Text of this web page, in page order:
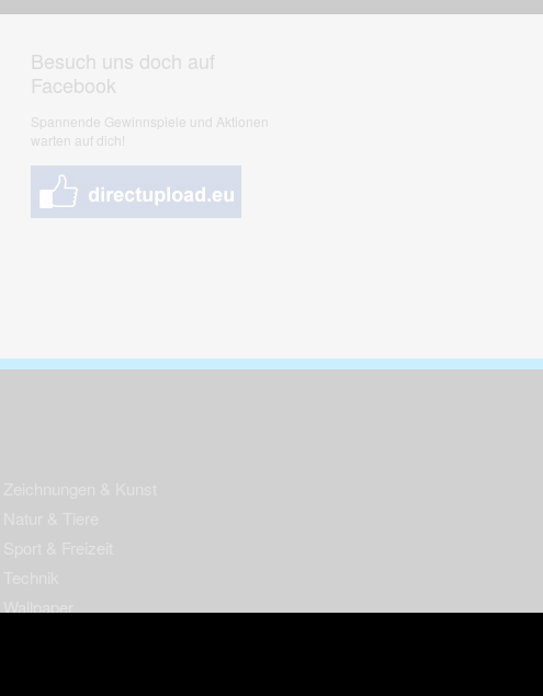
Besuch uns doch auf
Facebook
Spannende Gewinnspiele und Aktionen
warten auf dich!
Wallpaper